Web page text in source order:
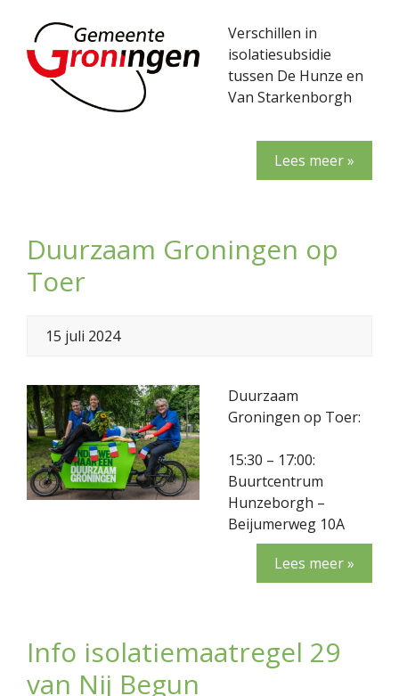
Verschillen in
isolatiesubsidie
tussen De Hunze en
Van Starkenborgh
Lees meer »
Duurzaam Groningen op
Toer
15 juli 2024
Duurzaam
Groningen op Toer:
15:30 – 17:00:
Buurtcentrum
Hunzeborgh –
Beijumerweg 10A
Lees meer »
Info isolatiemaatregel 29
van Nij Begun